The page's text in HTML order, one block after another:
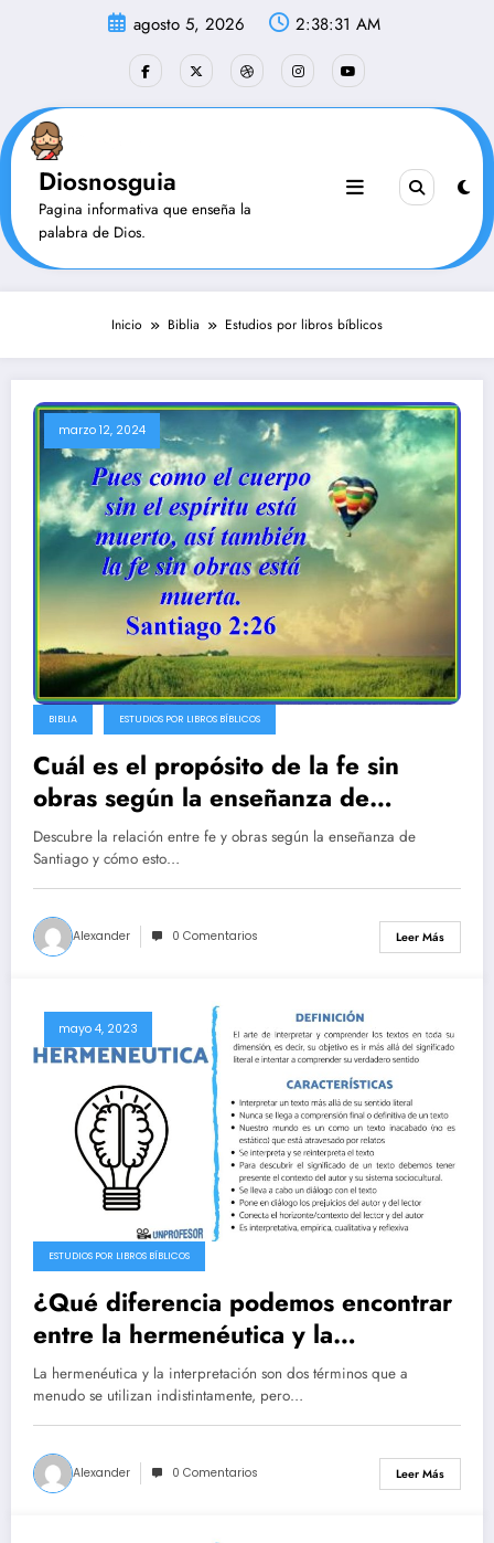
agosto 5, 2026 2:38:32 AM
Diosnosguia
Pagina informativa que enseña la
palabra de Dios.
Inicio Biblia Estudios por libros bíblicos
marzo 12, 2024
BIBLIA ESTUDIOS POR LIBROS BÍBLICOS
Cuál es el propósito de la fe sin
obras según la enseñanza de
Santiago
Descubre la relación entre fe y obras según la enseñanza de
Santiago y cómo esto…
Alexander 0 Comentarios Leer Más
mayo 4, 2023
ESTUDIOS POR LIBROS BÍBLICOS
¿Qué diferencia podemos encontrar
entre la hermenéutica y la
interpretación?
La hermenéutica y la interpretación son dos términos que a
menudo se utilizan indistintamente, pero…
Alexander 0 Comentarios Leer Más